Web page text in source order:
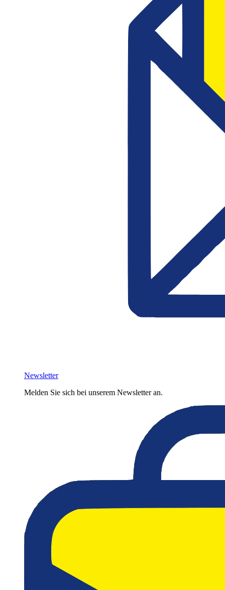
Newsletter
Melden Sie sich bei unserem Newsletter an.